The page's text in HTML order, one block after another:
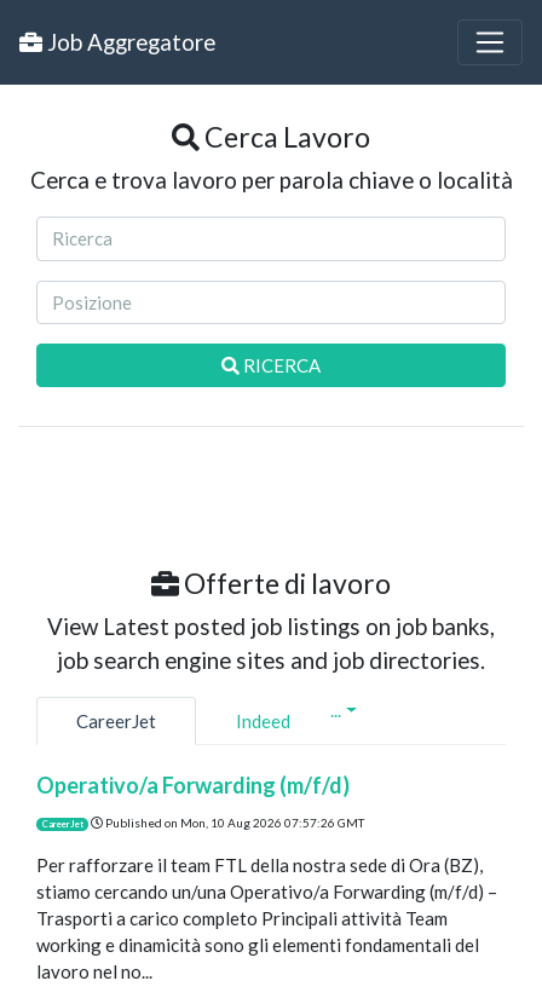
Job Aggregatore
Cerca Lavoro
Cerca e trova lavoro per parola chiave o località
RICERCA
Offerte di lavoro
View Latest posted job listings on job banks,
job search engine sites and job directories.
CareerJet Indeed ...
Operativo/a Forwarding (m/f/d)
CareerJet Published on Mon, 10 Aug 2026 07:57:26 GMT
Per rafforzare il team FTL della nostra sede di Ora (BZ),
stiamo cercando un/una Operativo/a Forwarding (m/f/d) –
Trasporti a carico completo Principali attività Team
working e dinamicità sono gli elementi fondamentali del
lavoro nel no...